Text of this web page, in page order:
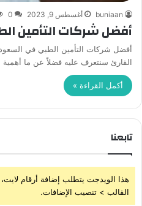
buniaan أغسطس 9, 2023 0
أفضل شركات التأمين
أفضل شركات التأمين الطبي في
القارئ سنتعرف عليه فضلاً عن ما
أكمل القراءة »
تابعنا
هذا الويدجت يتطلب إضافة أرقام
القالب > تنصيب الإضافات.